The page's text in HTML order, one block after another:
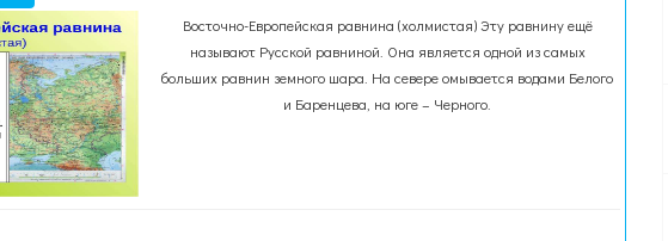
Восточно-Европейская равнина (холмистая) Эту равнину ещё
называют Русской равниной. Она является одной из самых
больших равнин земного шара. На севере омывается водами Белого
и Баренцева, на юге – Черного.